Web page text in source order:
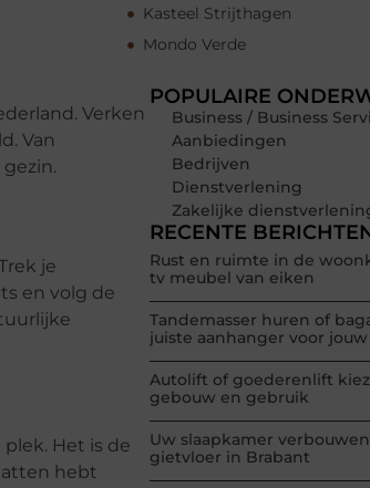
Verken
Van
je
en volg de
Het is de
hebt
Kasteel Strijthagen
Mondo Verde
POPULAIRE
Business / Business
Aanbiedingen
Bedrijven
Dienstverlening
Zakelijke
RECENTE
Rust en ruimte in de
tv meubel van eiken
Tandemasser huren of
juiste aanhanger voor
Autolift of goederenlift
gebouw en gebruik
Uw slaapkamer
gietvloer in Brabant